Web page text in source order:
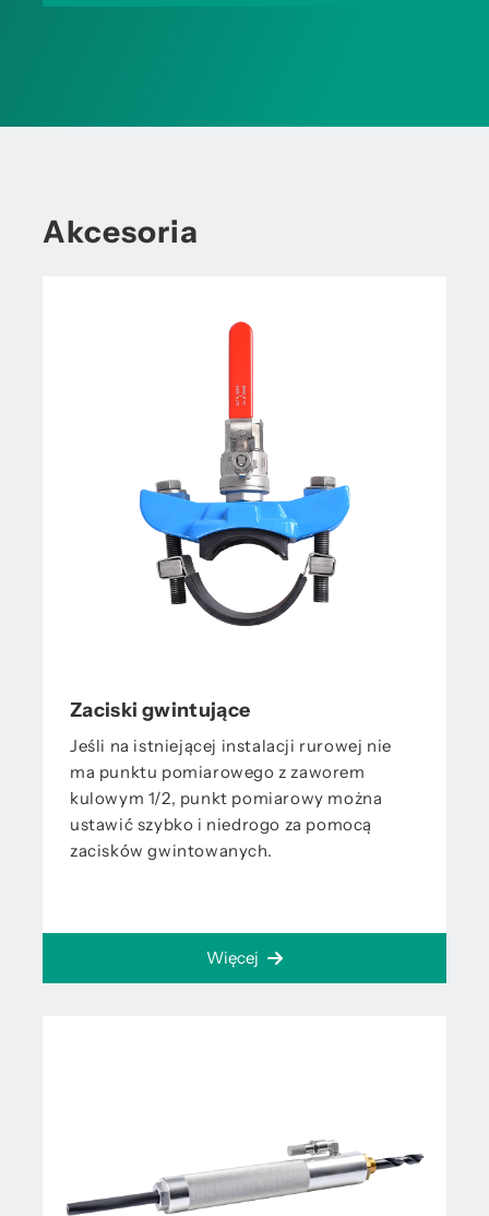
Akcesoria
Zaciski gwintujące
Jeśli na istniejącej instalacji rurowej nie
ma punktu pomiarowego z zaworem
kulowym 1/2, punkt pomiarowy można
ustawić szybko i niedrogo za pomocą
zacisków gwintowanych.
Więcej